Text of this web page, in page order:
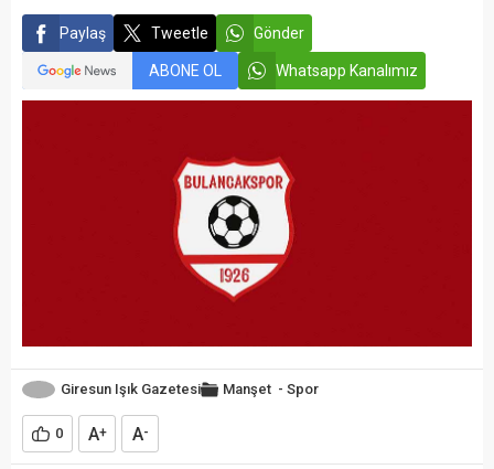
Paylaş Tweetle Gönder
ABONE OL Whatsapp Kanalımız
Giresun Işık Gazetesi Manşet - Spor
0 A+ A-